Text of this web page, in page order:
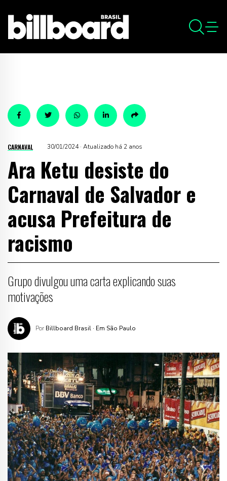
CARNAVAL 30/01/2024 · Atualizado há 2 anos
Ara Ketu desiste do
Carnaval de Salvador e
acusa Prefeitura de
racismo
Grupo divulgou uma carta explicando suas
motivações
Por Billboard Brasil · Em São Paulo